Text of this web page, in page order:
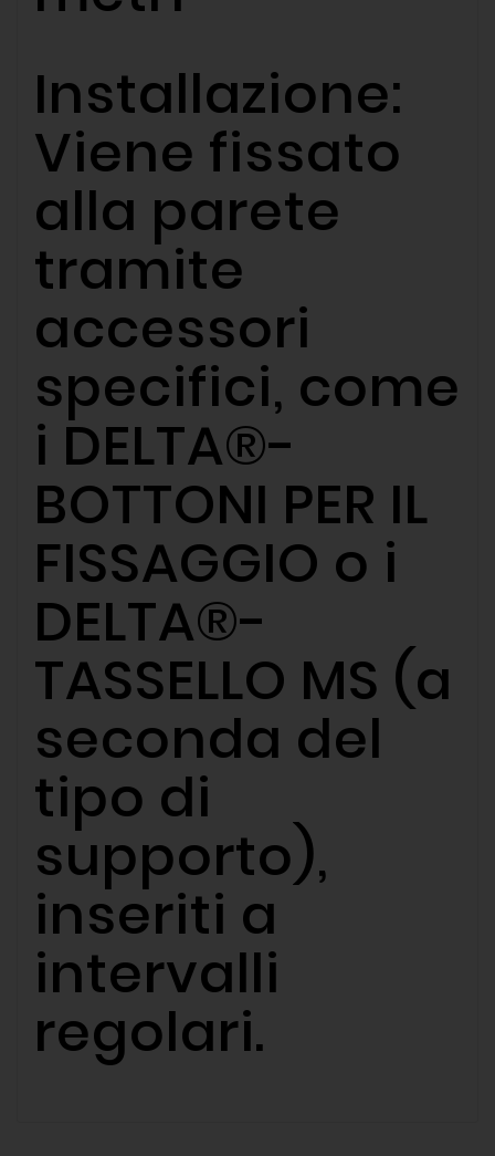
Installazione:
Viene fissato
alla parete
tramite
accessori
specifici, come
i DELTA®-
BOTTONI PER IL
FISSAGGIO o i
DELTA®-
TASSELLO MS (a
seconda del
tipo di
supporto),
inseriti a
intervalli
regolari.